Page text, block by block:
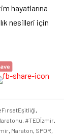
hayatlarına
nesilleri için
,
, #TEDİzmir,
, Maraton, SPOR,